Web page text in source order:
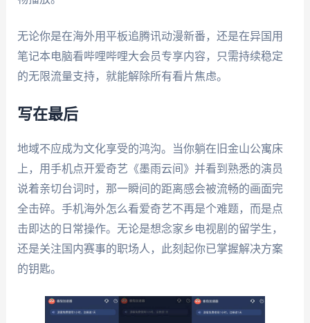
无论你是在海外用平板追腾讯动漫新番，还是在异国用
笔记本电脑看哔哩哔哩大会员专享内容，只需持续稳定
的无限流量支持，就能解除所有看片焦虑。
写在最后
地域不应成为文化享受的鸿沟。当你躺在旧金山公寓床
上，用手机点开爱奇艺《墨雨云间》并看到熟悉的演员
说着亲切台词时，那一瞬间的距离感会被流畅的画面完
全击碎。手机海外怎么看爱奇艺不再是个难题，而是点
击即达的日常操作。无论是想念家乡电视剧的留学生，
还是关注国内赛事的职场人，此刻起你已掌握解决方案
的钥匙。